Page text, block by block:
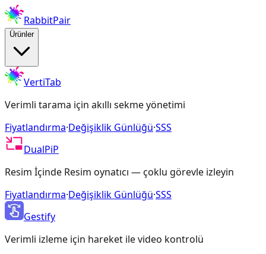
RabbitPair
Ürünler
VertiTab
Verimli tarama için akıllı sekme yönetimi
Fiyatlandırma·Değişiklik Günlüğü·SSS
DualPiP
Resim İçinde Resim oynatıcı — çoklu görevle izleyin
Fiyatlandırma·Değişiklik Günlüğü·SSS
Gestify
Verimli izleme için hareket ile video kontrolü